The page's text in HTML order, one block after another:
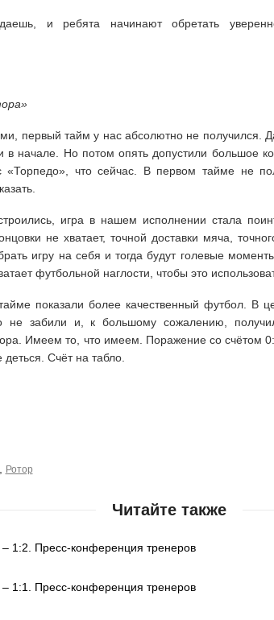
и ребята начинают обретать
первый тайм у нас абсолютно не получился.
в начале. Но потом опять допустили большое
что сейчас. В первом тайме не
игра в нашем исполнении стала
не хватает, точной доставки мяча,
игру на себя и тогда будут голевые
футбольной наглости, чтобы это
показали более качественный футбол. В
не забили и, к большому сожалению,
Имеем то, что имеем. Поражение со счётом
деться. Счёт на табло.
Ротор
Читайте также
1:2. Пресс-конференция тренеров
1:1. Пресс-конференция тренеров